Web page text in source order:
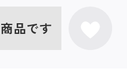
品です